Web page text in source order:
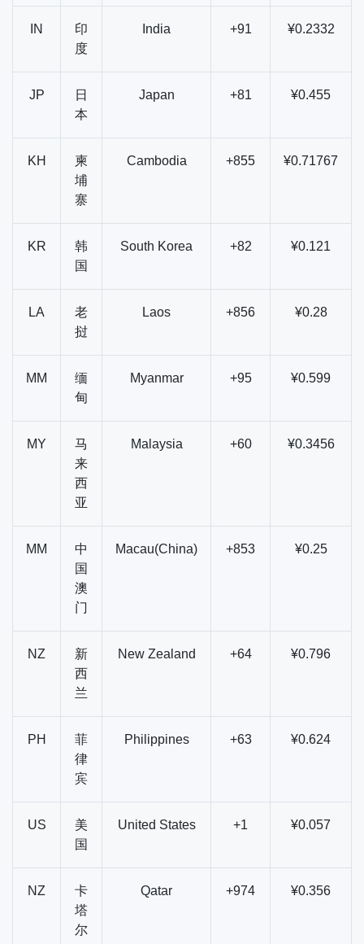
IN
印
度
India +91 ¥0.2332
JP
日
本
Japan +81 ¥0.455
KH
柬
埔
寨
Cambodia +855 ¥0.71767
KR
韩
国
South Korea +82 ¥0.121
LA
老
挝
Laos +856 ¥0.28
MM
缅
甸
Myanmar +95 ¥0.599
MY
马
来
西
亚
Malaysia +60 ¥0.3456
MM
中
国
澳
门
Macau(China) +853 ¥0.25
NZ
新
西
兰
New Zealand +64 ¥0.796
PH
菲
律
宾
Philippines +63 ¥0.624
US
美
国
United States +1 ¥0.057
NZ
卡
塔
尔
Qatar +974 ¥0.356